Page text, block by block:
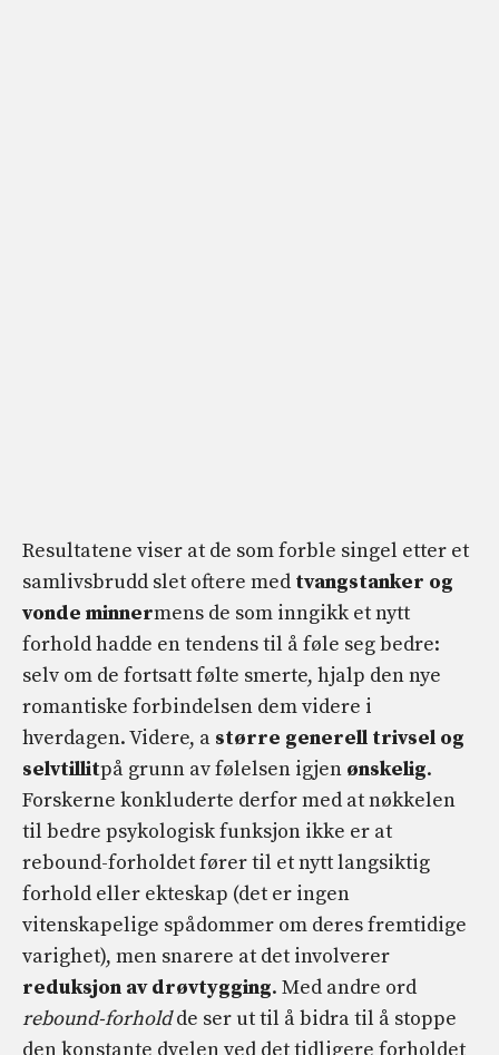
Resultatene viser at de som forble singel etter et
samlivsbrudd slet oftere med tvangstanker og
vonde minnermens de som inngikk et nytt
forhold hadde en tendens til å føle seg bedre:
selv om de fortsatt følte smerte, hjalp den nye
romantiske forbindelsen dem videre i
hverdagen. Videre, a større generell trivsel og
selvtillitpå grunn av følelsen igjen ønskelig.
Forskerne konkluderte derfor med at nøkkelen
til bedre psykologisk funksjon ikke er at
rebound-forholdet fører til et nytt langsiktig
forhold eller ekteskap (det er ingen
vitenskapelige spådommer om deres fremtidige
varighet), men snarere at det involverer
reduksjon av drøvtygging. Med andre ord
rebound-forholdde ser ut til å bidra til å stoppe
den konstante dvelen ved det tidligere forholdet